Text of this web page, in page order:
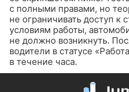
с полными правами, но
не ограничивать доступ к
условиям работы,
не должно возникнуть.
водители в статусе
в течение часа.